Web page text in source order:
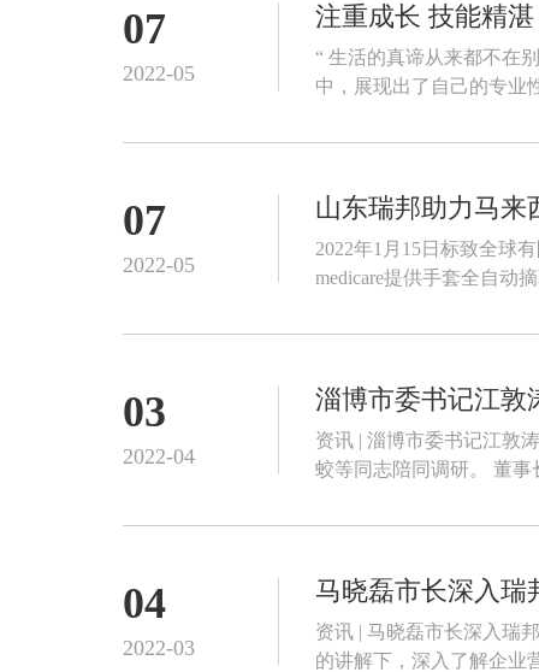
07
2022-05
注重成长 技能精湛
“ 生活的真谛从来都不在别处 就在日常一点一滴奋斗里 ” 近日，在“莱茵科斯特杯”大赛中，我司电气工程师刘强在
07
2022-05
山东瑞邦助力马来
2022年1月15日标致全球
medicare提供手套全自动
03
2022-04
淄博市委书记江敦
资讯 | 淄博市委书记江敦涛赴瑞邦调研 4月3日，淄博市委书记江敦涛同志到瑞邦自动化
蛟等
04
2022-03
马晓磊市长深入瑞
资讯 | 马晓磊市长深入瑞
的讲解下，深入了解企业